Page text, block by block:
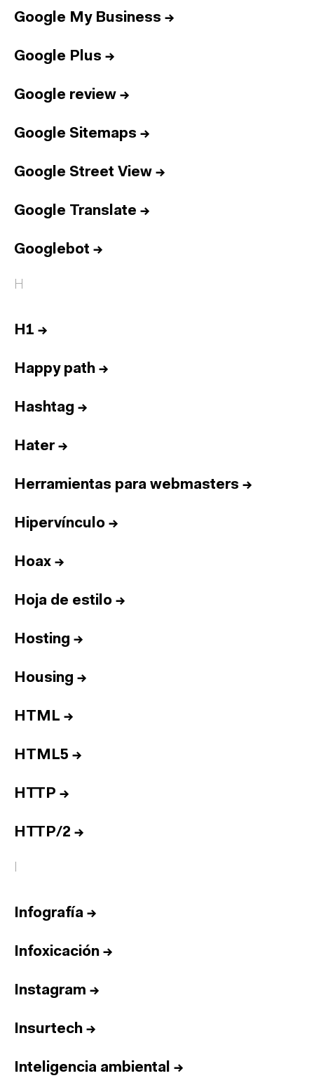
Google My Business →
Google Plus →
Google review →
Google Sitemaps →
Google Street View →
Google Translate →
Googlebot →
H
H1 →
Happy path →
Hashtag →
Hater→
Herramientas para webmasters →
Hipervínculo →
Hoax →
Hoja de estilo →
Hosting →
Housing →
HTML →
HTML5 →
HTTP →
HTTP/2 →
I
Infografía →
Infoxicación →
Instagram →
Insurtech →
Inteligencia ambiental →